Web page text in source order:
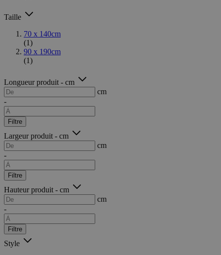
Taille
70 x 140cm
(1)
90 x 190cm
(1)
Longueur produit - cm
cm
-
Filtre
Largeur produit - cm
cm
-
Filtre
Hauteur produit - cm
cm
-
Filtre
Style